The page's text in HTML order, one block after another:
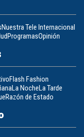
Nuestra Tele Internacional
ProgramasOpinión
Flash Fashion
La NocheLa Tarde
Razón de Estado